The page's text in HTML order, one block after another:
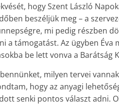
hogy Szent László
beszéljük meg – a
mi pedig részben
a támogatást. Az ügyben Éva
be lett vonva a Barátság
milyen tervei
hogy az anyagi
senki pontos választ adni.